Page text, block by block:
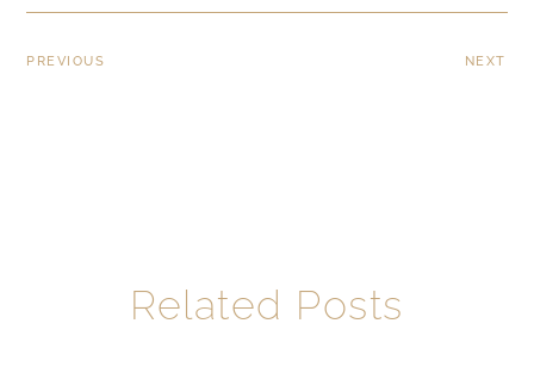
PREVIOUS NEXT
Related Posts